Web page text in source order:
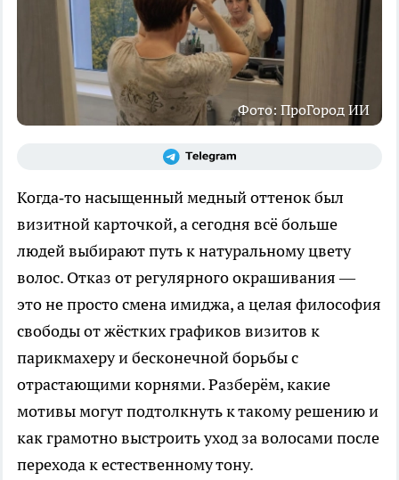
Фото: ПроГород ИИ
Когда‑то насыщенный медный оттенок был
визитной карточкой, а сегодня всё больше
людей выбирают путь к натуральному цвету
волос. Отказ от регулярного окрашивания —
это не просто смена имиджа, а целая философия
свободы от жёстких графиков визитов к
парикмахеру и бесконечной борьбы с
отрастающими корнями. Разберём, какие
мотивы могут подтолкнуть к такому решению и
как грамотно выстроить уход за волосами после
перехода к естественному тону.